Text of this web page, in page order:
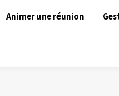
Animer une réunion